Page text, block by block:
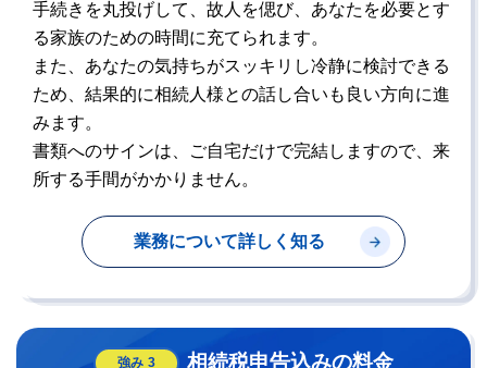
手続きを丸投げして、故人を偲び、あなたを必要とす
る家族のための時間に充てられます。
また、あなたの気持ちがスッキリし冷静に検討できる
ため、結果的に相続人様との話し合いも良い方向に進
みます。
書類へのサインは、ご自宅だけで完結しますので、来
所する手間がかかりません。
業務について詳しく知る
強み 3 相続税申告込みの料金